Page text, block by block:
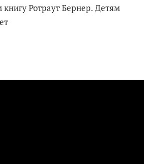
книгу Ротраут Бернер. Детям